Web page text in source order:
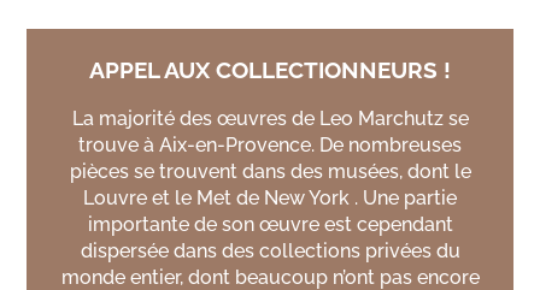
APPEL AUX COLLECTIONNEURS !
La majorité des œuvres de Leo Marchutz se
trouve à Aix-en-Provence. De nombreuses
pièces se trouvent dans des musées, dont le
Louvre et le Met de New York . Une partie
importante de son œuvre est cependant
dispersée dans des collections privées du
monde entier, dont beaucoup n’ont pas encore